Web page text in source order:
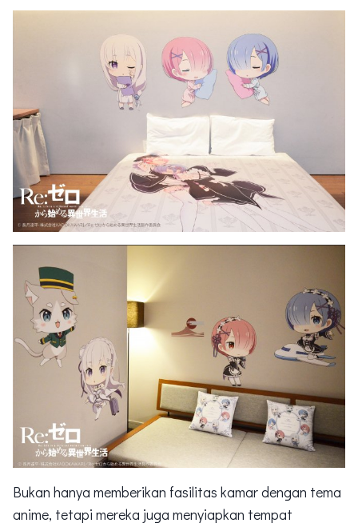
Bukan hanya memberikan fasilitas kamar dengan tema
anime, tetapi mereka juga menyiapkan tempat